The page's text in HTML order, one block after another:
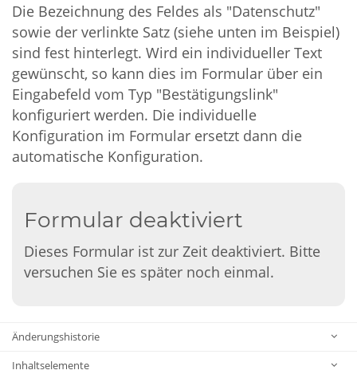
Die Bezeichnung des Feldes als "Datenschutz"
sowie der verlinkte Satz (siehe unten im Beispiel)
sind fest hinterlegt. Wird ein individueller Text
gewünscht, so kann dies im Formular über ein
Eingabefeld vom Typ "Bestätigungslink"
konfiguriert werden. Die individuelle
Konfiguration im Formular ersetzt dann die
automatische Konfiguration.
Formular deaktiviert
Dieses Formular ist zur Zeit deaktiviert. Bitte
versuchen Sie es später noch einmal.
Änderungshistorie
Inhaltselemente